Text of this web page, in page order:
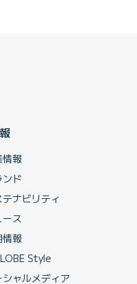
情報
ンド
ナビリティ
ス
情報
Style
シャルメディア